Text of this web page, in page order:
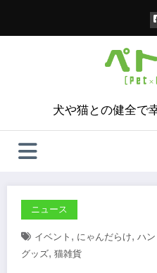
犬や猫との健全で
ニュース
イベント , にゃんだらけ, ハ
グッズ, 猫雑貨